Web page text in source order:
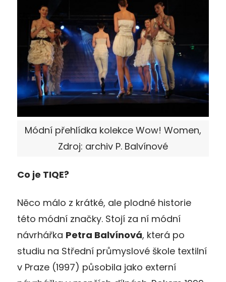
Módní přehlídka kolekce Wow! Women,
Zdroj: archiv P. Balvínové
Co je TIQE?
Něco málo z krátké, ale plodné historie
této módní značky. Stojí za ní módní
návrhářka Petra Balvínová, která po
studiu na Střední průmyslové škole textilní
v Praze (1997) působila jako externí